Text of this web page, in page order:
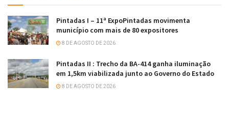
Pintadas I – 11ª ExpoPintadas movimenta
município com mais de 80 expositores
8 DE AGOSTO DE 2026
Pintadas II : Trecho da BA-414 ganha iluminação
em 1,5km viabilizada junto ao Governo do Estado
8 DE AGOSTO DE 2026